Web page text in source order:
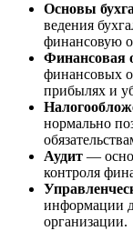
Основы
ведения
финансовую
Финансовая
финансовых
прибылях и
нормально
Аудит —
контроля
информации
организации.